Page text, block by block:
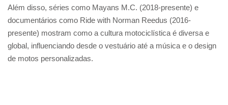
Além disso, séries como Mayans M.C. (2018-presente) e
documentários como Ride with Norman Reedus (2016-
presente) mostram como a cultura motociclística é diversa e
global, influenciando desde o vestuário até a música e o design
de motos personalizadas.